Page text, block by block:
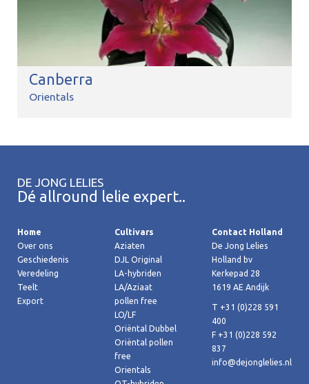
Canberra
Orientals
DE JONG LELIES
Dé allround lelie expert..
Home
Over ons
Geschiedenis
Veredeling
Teelt
Export
Cultivars
Aziaten
DJL Original
LA-hybriden
LA/Aziaat
pollen free
LO/LF
Oriëntal Dubbel
Oriëntal pollen
free
Orientals
Contact Holland
De Jong Lelies
Holland bv
Kerkepad 28
1619 AE Andijk
T +31 (0)228 591
400
F +31 (0)228 592
837
info@dejonglelies.nl